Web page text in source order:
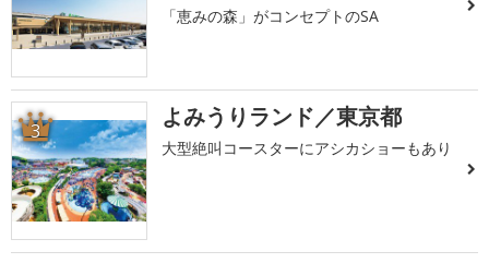
「恵みの森」がコンセプトのSA
3 よみうりランド／東京都
大型絶叫コースターにアシカショーもあり